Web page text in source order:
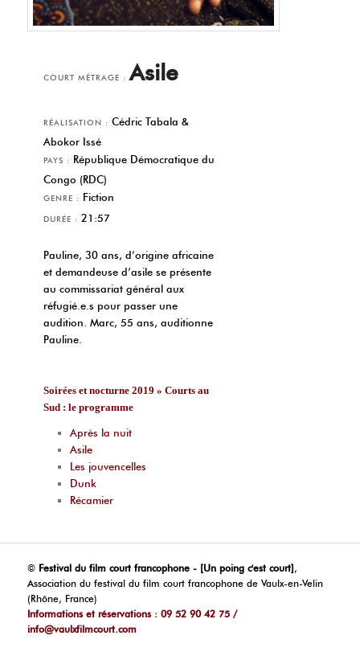
COURT MÉTRAGE :Asile
RÉALISATION : Cédric Tabala &
Abokor Issé
PAYS : République Démocratique du
Congo (RDC)
GENRE : Fiction
DURÉE : 21:57
Pauline, 30 ans, d’origine africaine
et demandeuse d’asile se présente
au commissariat général aux
réfugié.e.s pour passer une
audition. Marc, 55 ans, auditionne
Pauline.
Soirées et nocturne 2019 » Courts au
Sud : le programme
Après la nuit
Asile
Les jouvencelles
Dunk
Récamier
© Festival du film court francophone - [Un poing c'est court],
Association du festival du film court francophone de Vaulx-en-Velin
(Rhône, France)
Informations et réservations : 09 52 90 42 75 /
info@vaulxfilmcourt.com